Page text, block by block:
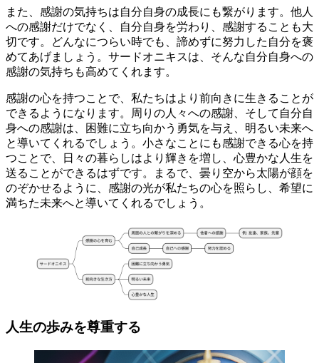
また、感謝の気持ちは自分自身の成長にも繋がります。 他人
への感謝だけでなく、自分自身を労わり、感謝することも大
切です。どんなにつらい時でも、諦めずに努力した自分を褒
めてあげましょう。サードオニキスは、そんな自分自身への
感謝の気持ちも高めてくれます。
感謝の心を持つことで、私たちはより前向きに生きることが
できるようになります。
周りの人々への感謝、そして自分自
身への感謝は、困難に立ち向かう勇気を与え、明るい未来へ
と導いてくれるでしょう。小さなことにも感謝できる心を持
つことで、日々の暮らしはより輝きを増し、心豊かな人生を
送ることができるはずです。まるで、曇り空から太陽が顔を
のぞかせるように、感謝の光が私たちの心を照らし、希望に
満ちた未来へと導いてくれるでしょう。
人生の歩みを尊重する